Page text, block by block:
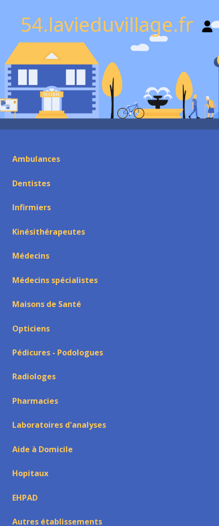
54.lavieduvillage.fr
Ambulances
Dentistes
Infirmiers
Kinésithérapeutes
Médecins
Médecins spécialistes
Maisons de Santé
Opticiens
Pédicures - Podologues
Radiologes
Pharmacies
Laboratoires d'analyses
Aide à Domicile
Hopitaux
EHPAD
Autres établissements